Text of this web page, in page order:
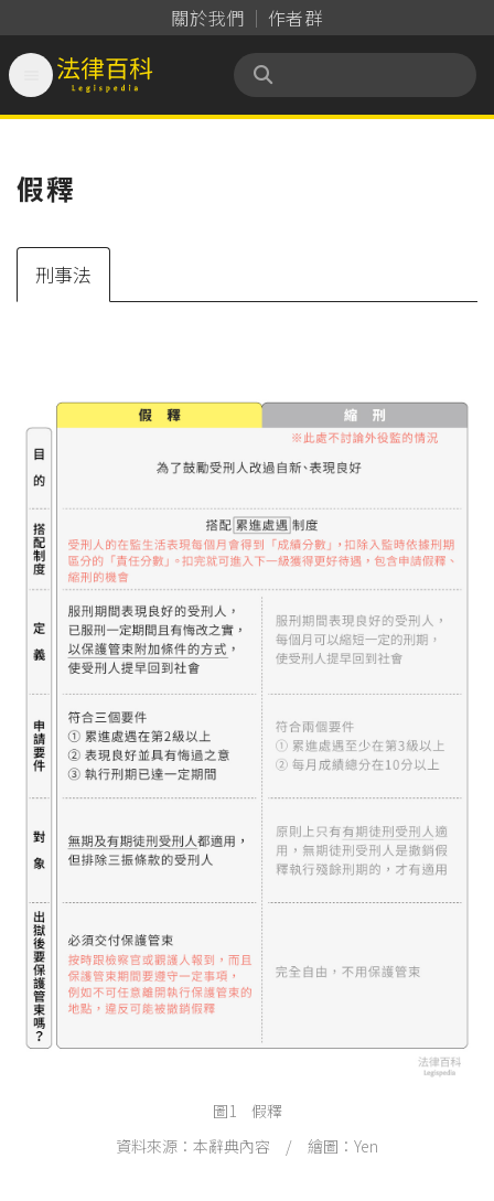
關於我們 作者群
法律百科 Legispedia
假釋
刑事法
圖1 假釋
資料來源：本辭典內容 / 繪圖：Yen